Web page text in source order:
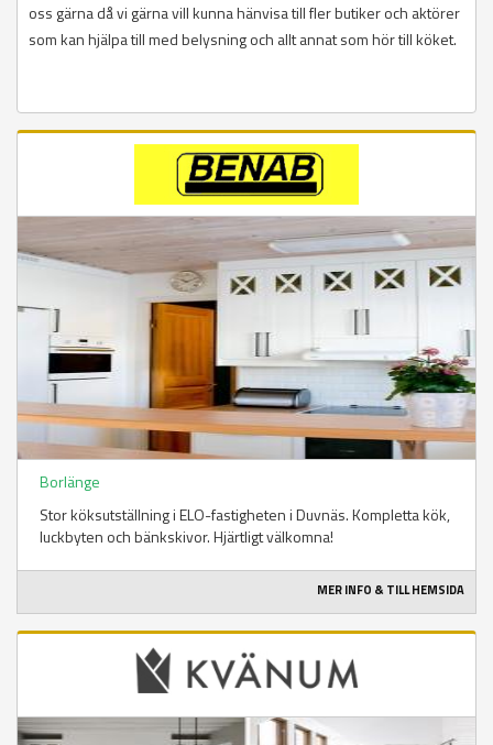
oss gärna då vi gärna vill kunna hänvisa till fler butiker och aktörer
som kan hjälpa till med belysning och allt annat som hör till köket.
Borlänge
Stor köksutställning i ELO-fastigheten i Duvnäs. Kompletta kök,
luckbyten och bänkskivor. Hjärtligt välkomna!
MER INFO & TILL HEMSIDA